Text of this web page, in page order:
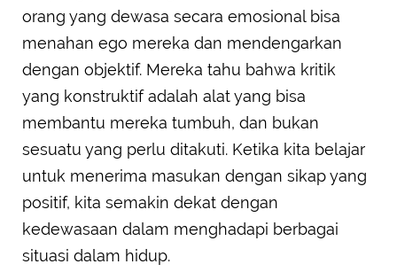
orang yang dewasa secara emosional bisa
menahan ego mereka dan mendengarkan
dengan objektif. Mereka tahu bahwa kritik
yang konstruktif adalah alat yang bisa
membantu mereka tumbuh, dan bukan
sesuatu yang perlu ditakuti. Ketika kita belajar
untuk menerima masukan dengan sikap yang
positif, kita semakin dekat dengan
kedewasaan dalam menghadapi berbagai
situasi dalam hidup.